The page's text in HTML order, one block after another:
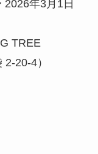
年3月1日
TREE
20-4）